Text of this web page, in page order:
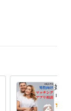
婚活
リ
師&